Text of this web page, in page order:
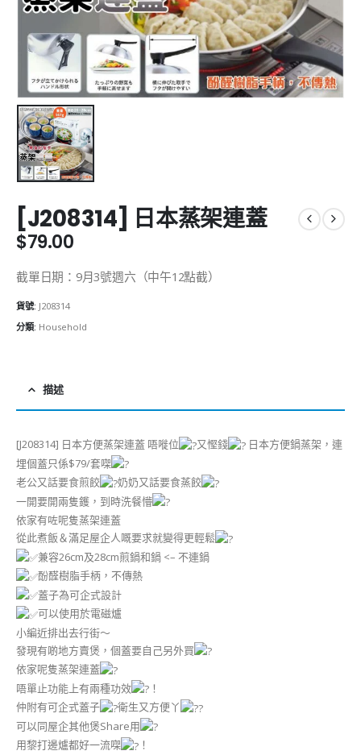
[J208314] 日本蒸架連蓋
$79.00
截單日期：9月3號週六（中午12點截）
貨號: J208314
分類: Household
描述
[J208314] 日本方便蒸架連蓋 唔嘥位 又慳錢
日本方便鍋蒸架，連
埋個蓋只係$79/套㗎
老公又話要食煎餃
奶奶又話要食蒸餃
一開要開兩隻鑊，到時洗餐懵
依家有咗呢隻蒸架連蓋
從此煮飯＆滿足屋企人嘅要求就變得更輕鬆
兼容26cm及28cm煎鍋和鍋 <– 不連鍋
酚醛樹脂手柄，不傳熱
蓋子為可企式設計
可以使用於電磁爐
小編近排出去行街～
發現有啲地方賣煲，個蓋要自己另外買
依家呢隻蒸架連蓋
唔單止功能上有兩種功效
！
仲附有可企式蓋子
衛生又方便丫
可以同屋企其他煲Share用
用黎打邊爐都好一流㗎
！